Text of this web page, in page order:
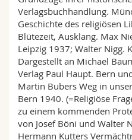
Verlagsbuchhandlung.
Geschichte des religiösen
Blütezeit, Ausklang. Max
Leipzig 1937; Walter Nigg.
Dargestellt an Michael
Verlag Paul Haupt. Bern
Martin Bubers Weg in
Bern 1940. (=Religiöse
zu einem kommenden
von Josef Böni und Walter
Hermann Kutters